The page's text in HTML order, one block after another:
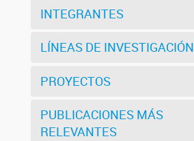
INTEGRANTES
LÍNEAS DE INVESTIGACIÓN
PROYECTOS
PUBLICACIONES MÁS
RELEVANTES